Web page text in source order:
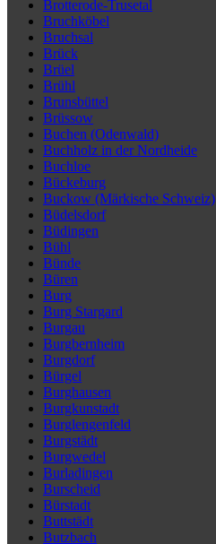
Brotterode-Trusetal
Bruchköbel
Bruchsal
Brück
Brüel
Brühl
Brunsbüttel
Brüssow
Buchen (Odenwald)
Buchholz in der Nordheide
Buchloe
Bückeburg
Buckow (Märkische Schweiz)
Büdelsdorf
Büdingen
Bühl
Bünde
Büren
Burg
Burg Stargard
Burgau
Burgbernheim
Burgdorf
Bürgel
Burghausen
Burgkunstadt
Burglengenfeld
Burgstädt
Burgwedel
Burladingen
Burscheid
Bürstadt
Buttstädt
Butzbach